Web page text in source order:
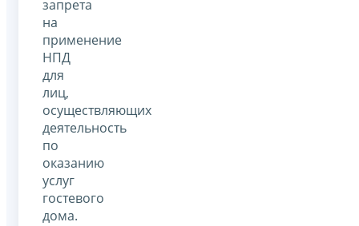
запрета
на
применение
НПД
для
лиц,
осуществляющих
деятельность
по
оказанию
услуг
гостевого
дома.